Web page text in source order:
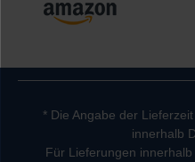
* Die Angabe der
innerhalb
Für Lieferungen